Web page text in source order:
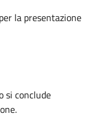
la presentazione
si conclude